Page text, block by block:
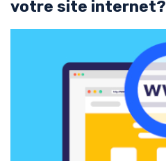
votre site internet?